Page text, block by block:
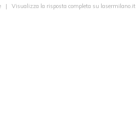
| Visualizza la risposta completa su lasermilano.it